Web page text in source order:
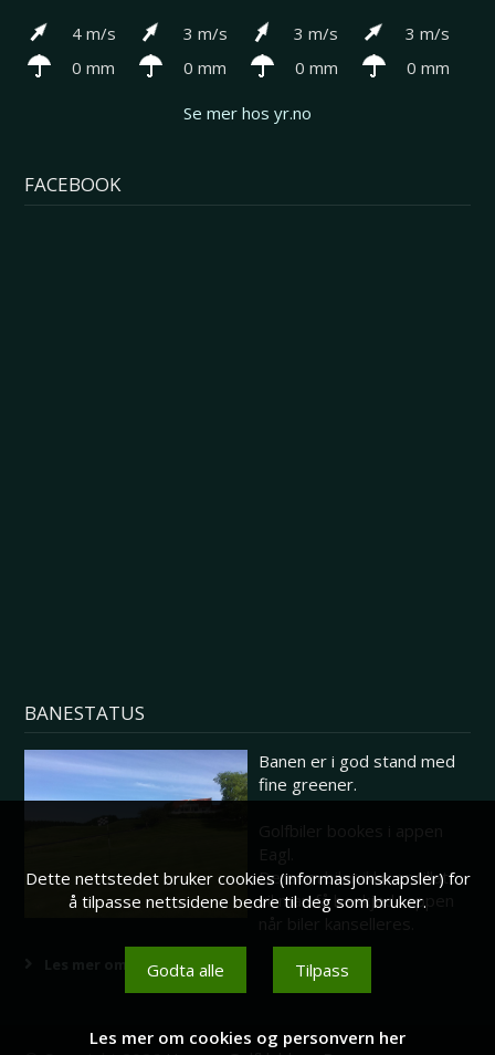
4 m/s
0 mm
3 m/s
0 mm
3 m/s
0 mm
3 m/s
0 mm
Se mer hos yr.no
FACEBOOK
BANESTATUS
Banen er i god stand med
fine greener.
Dersom biler ikke er tillatt
vil man få beskjed i appen
Les mer om banestatus her
Dette nettstedet bruker cookies (informasjonskapsler) for
å tilpasse nettsidene bedre til deg som bruker.
Godta alle Tilpass
Les mer om cookies og personvern her